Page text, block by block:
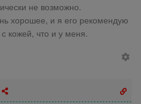
не возможно.
хорошее, и я его рекомендую
кожей, что и у меня.